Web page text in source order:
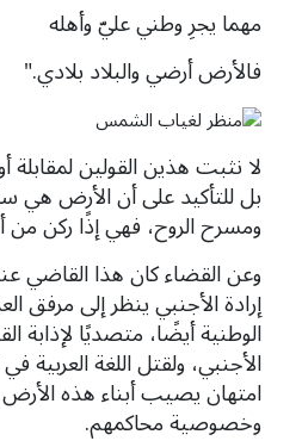
مهما يجرِ وطني عليّ وأهله
فالأرض أرضي والبلاد بلادي."
لا نثبت هذين القولين لمقابلة
بل للتأكيد على أن الأرض هي
ومسرح الروح، فهي إذًا ركن من
وعن القضاء كان هذا القاضي
إرادة الأجنبي ينظر إلى مرفق
الوطنية أيضًا، متصديًا لإذابة
الأجنبي، ولقتل اللغة العربية
امتهان يصيب أبناء هذه
وخصوصيةمحاكمهم.